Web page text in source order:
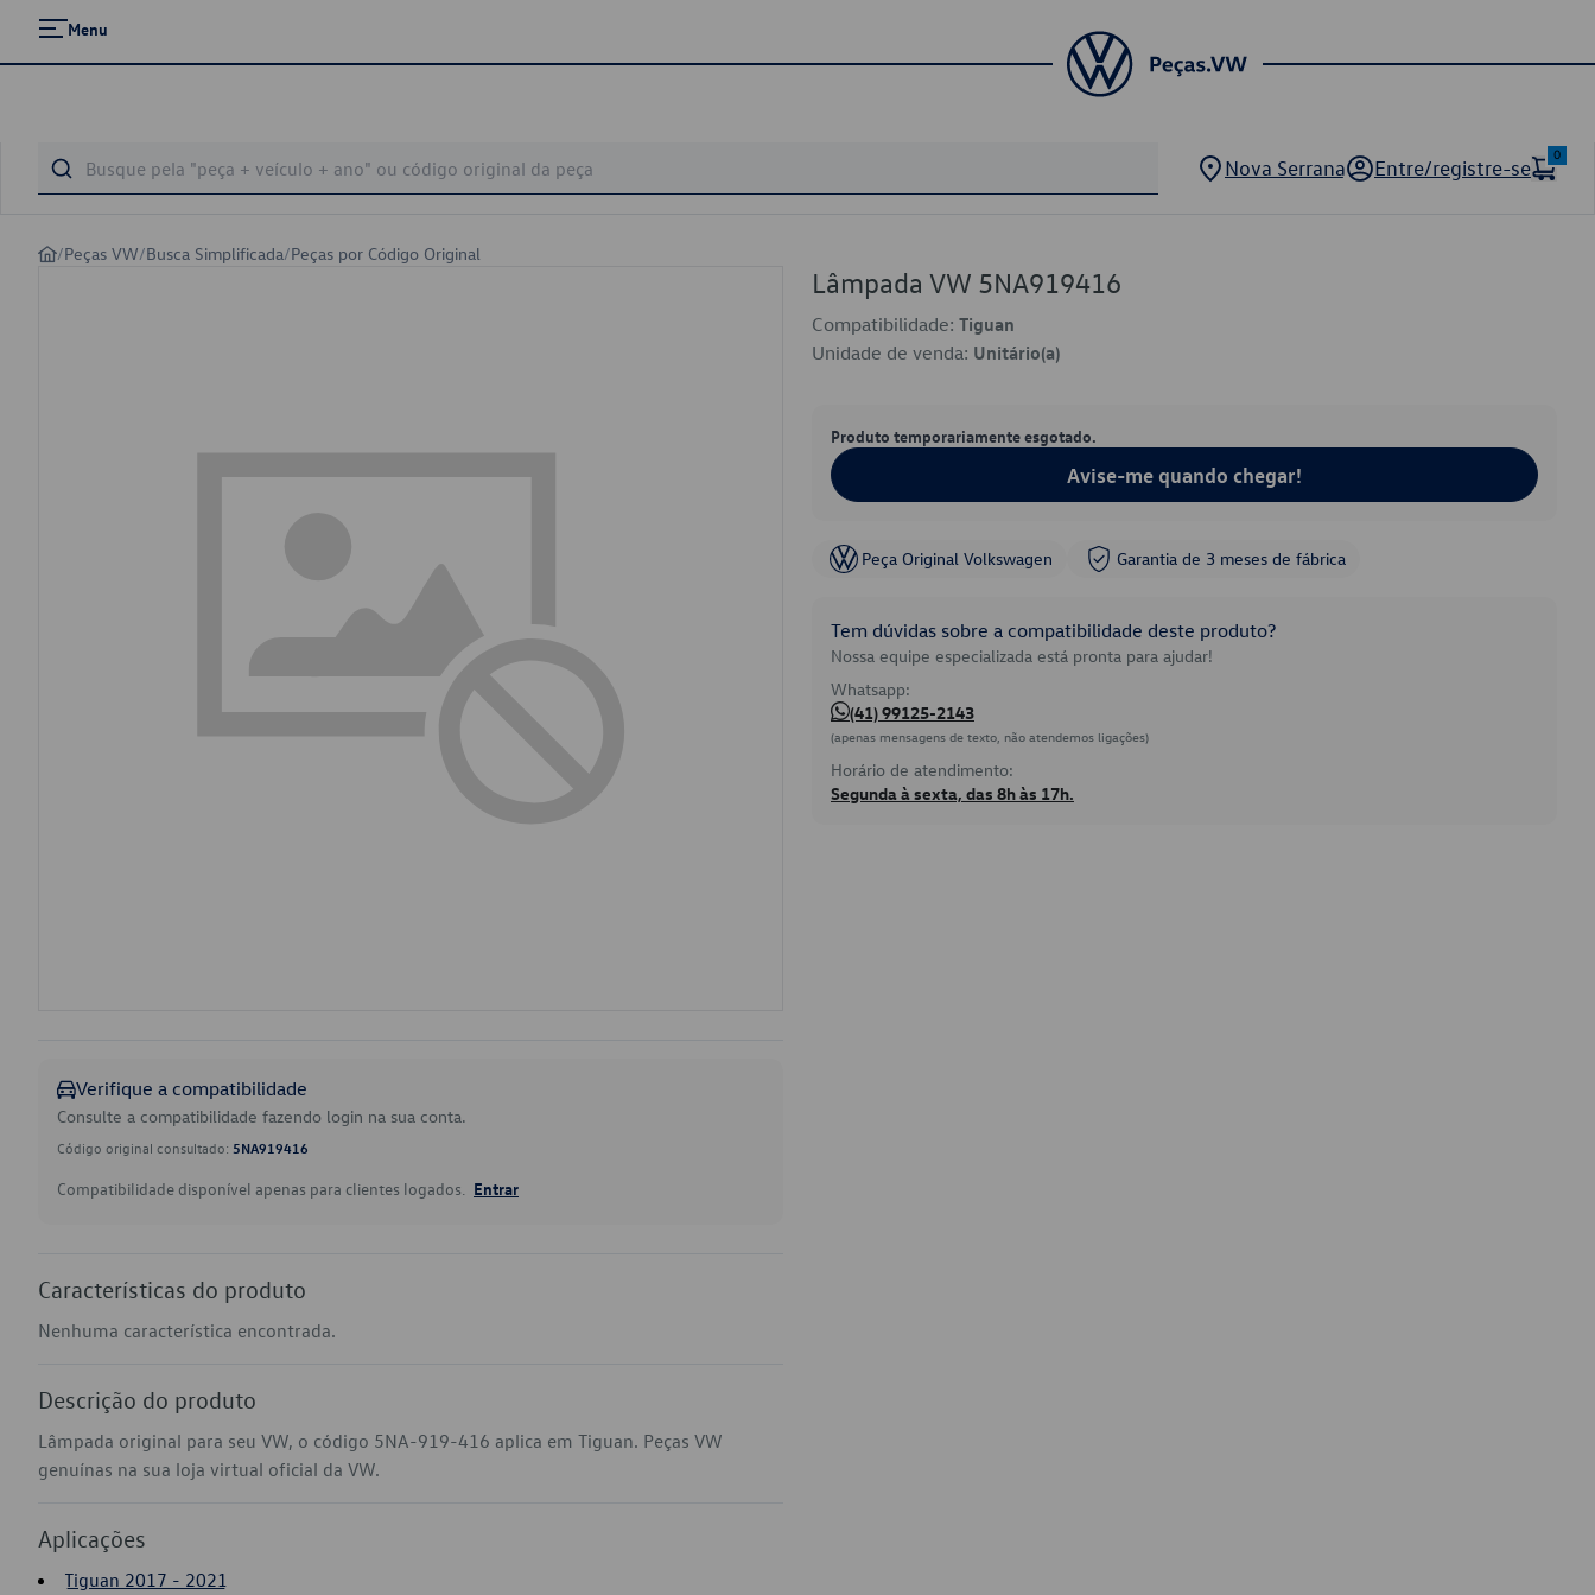
Menu
Nova Serrana Entre/registre-se
0
/Peças VW/Busca Simplificada/Peças por Código Original
Verifique a compatibilidade
Consulte a compatibilidade fazendo login na sua conta.
Código original consultado: 5NA919416
Compatibilidade disponível apenas para clientes logados. Entrar
Características do produto
Nenhuma característica encontrada.
Descrição do produto
Lâmpada original para seu VW, o código 5NA-919-416 aplica em Tiguan. Peças VW
genuínas na sua loja virtual oficial da VW.
Aplicações
Tiguan 2017 - 2021
Lâmpada VW 5NA919416
Compatibilidade: Tiguan
Unidade de venda: Unitário(a)
Produto temporariamente esgotado.
Avise-me quando chegar!
Peça Original Volkswagen Garantia de 3 meses de fábrica
Tem dúvidas sobre a compatibilidade deste produto?
Nossa equipe especializada está pronta para ajudar!
Whatsapp:
(41) 99125-2143
(apenas mensagens de texto, não atendemos ligações)
Horário de atendimento:
Segunda à sexta, das 8h às 17h.